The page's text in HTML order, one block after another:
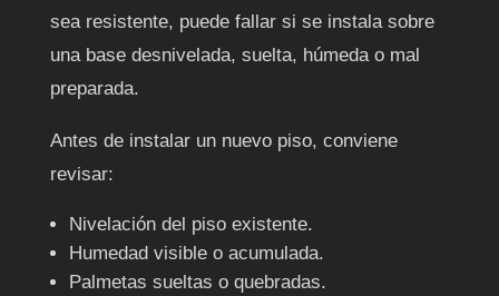
sea resistente, puede fallar si se instala sobre
una base desnivelada, suelta, húmeda o mal
preparada.
Antes de instalar un nuevo piso, conviene
revisar:
Nivelación del piso existente.
Humedad visible o acumulada.
Palmetas sueltas o quebradas.